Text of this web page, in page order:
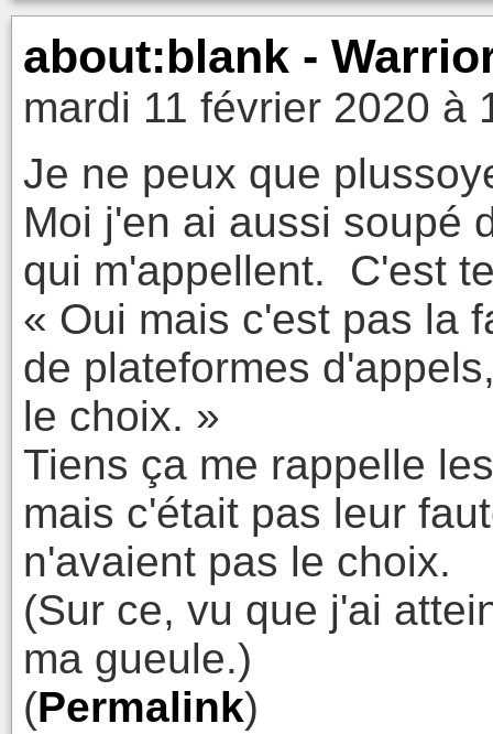
about:blank -
mardi 11 février 2020 à
Je ne peux que
Moi j'en ai aussi soupé
qui m'appellent. C'est
« Oui mais c'est pas la
de plateformes
le choix. »
Tiens ça me rappelle
mais c'était pas leur
n'avaient pas le choix.
(Sur ce, vu que j'ai
ma gueule.)
(Permalink)